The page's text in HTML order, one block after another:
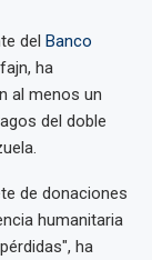
del Banco
ha
al menos un
del doble
de donaciones
humanitaria
ha